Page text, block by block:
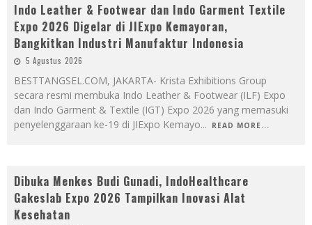
Indo Leather & Footwear dan Indo Garment Textile
Expo 2026 Digelar di JIExpo Kemayoran,
Bangkitkan Industri Manufaktur Indonesia
5 Agustus 2026
BESTTANGSEL.COM, JAKARTA- Krista Exhibitions Group
secara resmi membuka Indo Leather & Footwear (ILF) Expo
dan Indo Garment & Textile (IGT) Expo 2026 yang memasuki
penyelenggaraan ke-19 di JIExpo Kemayo... READ MORE...
Dibuka Menkes Budi Gunadi, IndoHealthcare
Gakeslab Expo 2026 Tampilkan Inovasi Alat
Kesehatan